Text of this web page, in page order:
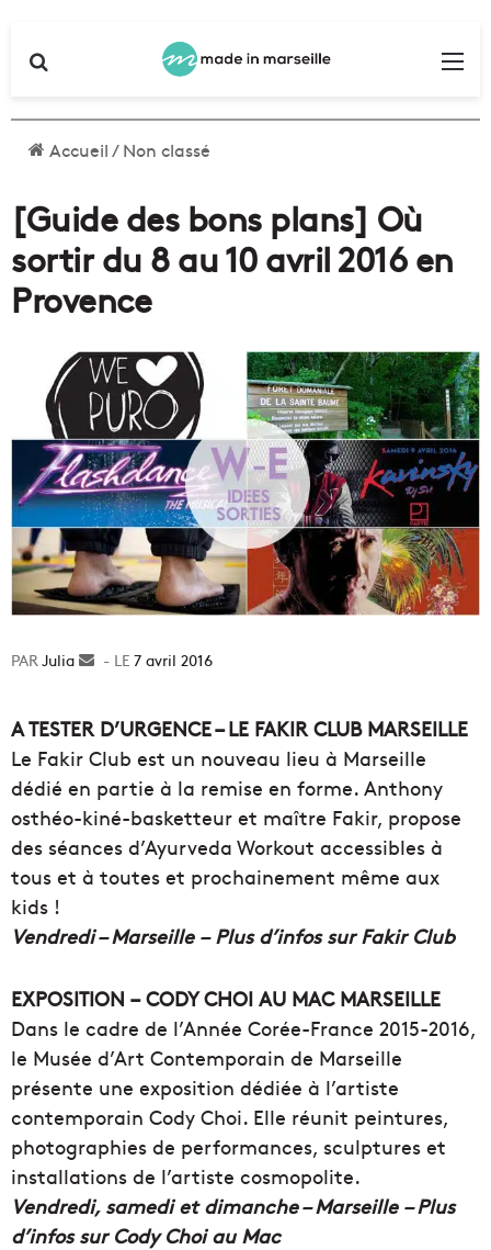
Accueil/Non classé
[Guide des bons plans] Où
sortir du 8 au 10 avril 2016 en
Provence
Julia
Envoyer7 avril 2016
A TESTER D’URGENCE – LE FAKIR CLUB MARSEILLE
Le Fakir Club est un nouveau lieu à Marseille
dédié en partie à la remise en forme. Anthony
osthéo-kiné-basketteur et maître Fakir, propose
des séances d’Ayurveda Workout accessibles à
tous et à toutes et prochainement même aux
kids !
Vendredi – Marseille – Plus d’infos sur Fakir Club
EXPOSITION – CODY CHOI AU MAC MARSEILLE
Dans le cadre de l’Année Corée-France 2015-2016,
le Musée d’Art Contemporain de Marseille
présente une exposition dédiée à l’artiste
contemporain Cody Choi. Elle réunit peintures,
photographies de performances, sculptures et
installations de l’artiste cosmopolite.
Vendredi, samedi et dimanche – Marseille – Plus
d’infos sur Cody Choi au Mac